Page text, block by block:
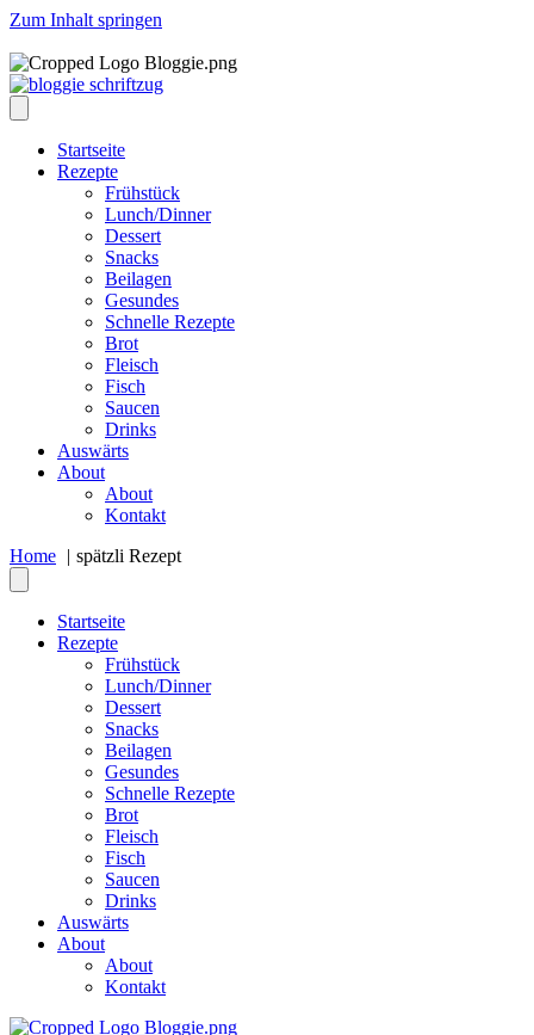
Zum Inhalt springen
Startseite
Rezepte
Frühstück
Lunch/Dinner
Dessert
Snacks
Beilagen
Gesundes
Schnelle Rezepte
Brot
Fleisch
Fisch
Saucen
Drinks
Auswärts
About
About
Kontakt
Home
spätzli Rezept
Startseite
Rezepte
Frühstück
Lunch/Dinner
Dessert
Snacks
Beilagen
Gesundes
Schnelle Rezepte
Brot
Fleisch
Fisch
Saucen
Drinks
Auswärts
About
About
Kontakt